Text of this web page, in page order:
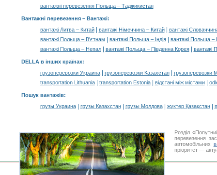
вантажні перевезення Польща – Таджикистан
Вантажні перевезення – Вантажі:
вантажі Литва – Китай| вантажі Німеччина – Китай|
вантажі
вантажі Польща – В'єтнам
вантажі Польща – Індія|
вантажі Польща –
вантажі Польща – Непал| вантажі Польща – Південна Корея| вантажі
DELLA в інших країнах:
грузоперевозки Украина| грузоперевозки Казахстан|
грузоперевозки
transportation Lithuania| transportation Estonia| відстані між містами|
Пошук вантажів:
грузы Украина| грузы Казахстан| грузы Молдова| жүктер Қазақстан|
Розділ
перевезення
автомобільних
пріоритет —